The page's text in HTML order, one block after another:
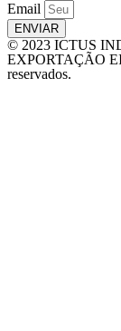
Email
ENVIAR
© 2023 ICTUS
EXPORTAÇÃO
reservados.